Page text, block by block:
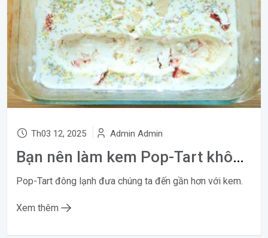
Th03 12, 2025 Admin Admin
Bạn nên làm kem Pop-Tart không cần đánh này
Pop-Tart đông lạnh đưa chúng ta đến gần hơn với kem.
Xem thêm